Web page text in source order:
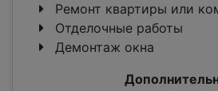
Ремонт квартиры или
Отделочные работы
Демонтаж окна